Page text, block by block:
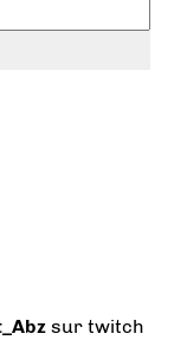
sur twitch